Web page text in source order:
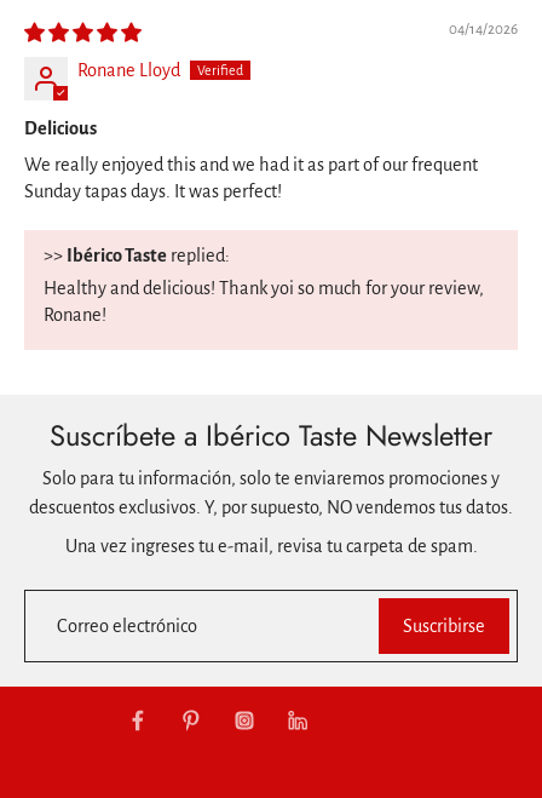
04/14/2026
Ronane Lloyd
Delicious
We really enjoyed this and we had it as part of our frequent
Sunday tapas days. It was perfect!
>> Ibérico Taste replied:
Healthy and delicious! Thank yoi so much for your review,
Ronane!
Suscríbete a Ibérico Taste Newsletter
Solo para tu información, solo te enviaremos promociones y
descuentos exclusivos. Y, por supuesto, NO vendemos tus datos.
Una vez ingreses tu e-mail, revisa tu carpeta de spam.
Correo electrónico Suscribirse